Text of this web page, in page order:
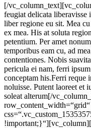
[/
feugiat delicata liberavisse
liber regione eu sit. Mea
ex mea. His at soluta
petentium. Per amet
temporibus eam cu, ad
contentiones. Nobis
pericula ei nam, ferri
conceptam his.Ferri reque
noluisse. Putent laoreet et
soleat alterum[/
row_content_width=“grid“